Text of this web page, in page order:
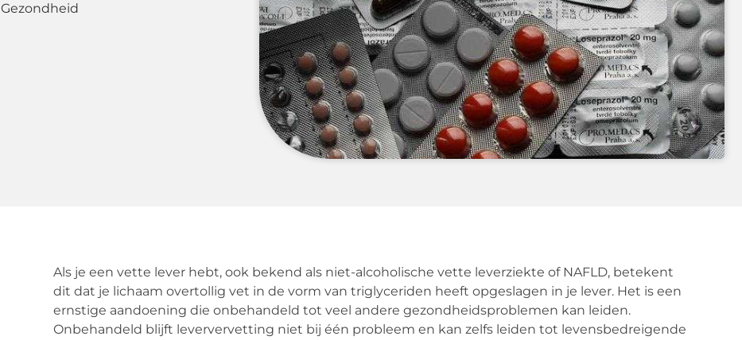
Gezondheid
Als je een vette lever hebt, ook bekend als niet-alcoholische vette leverziekte of NAFLD, betekent
dit dat je lichaam overtollig vet in de vorm van triglyceriden heeft opgeslagen in je lever. Het is een
ernstige aandoening die onbehandeld tot veel andere gezondheidsproblemen kan leiden.
Onbehandeld blijft leververvetting niet bij één probleem en kan zelfs leiden tot levensbedreigende